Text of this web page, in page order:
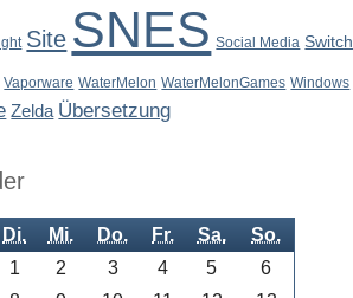
Site SNES Social Media Switch
Vaporware WaterMelon WaterMelonGames Windows
Zelda Übersetzung
Di. Mi. Do. Fr. Sa. So.
1 2 3 4 5
6